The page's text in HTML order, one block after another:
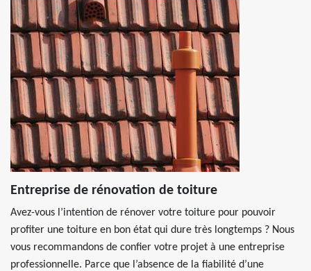
Entreprise de rénovation de toiture
Avez-vous l’intention de rénover votre toiture pour pouvoir
profiter une toiture en bon état qui dure très longtemps ? Nous
vous recommandons de confier votre projet à une entreprise
professionnelle. Parce que l’absence de la fiabilité d’une